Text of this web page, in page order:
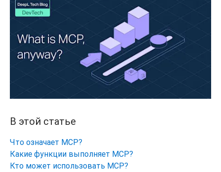
В этой статье
Что означает MCP?
Какие функции выполняет MCP?
Кто может использовать MCP?